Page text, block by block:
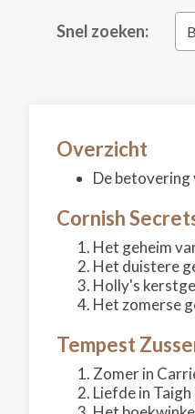
Snel zoeken:
Overzicht
De
Cornish
Het geheim
Het duistere
Holly's
Het zomerse
Tempest
Zomer in
Liefde in